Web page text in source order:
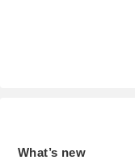
What’s new